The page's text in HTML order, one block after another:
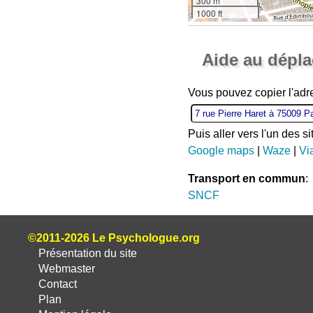
1000 ft
Aide au
Vous pouvez copier
Puis aller vers l'un des
Google maps| Waze|
Transport en commun:
SNCF
©2011-2026 Le Psychologue.org
Présentation du site
Webmaster
Contact
Plan